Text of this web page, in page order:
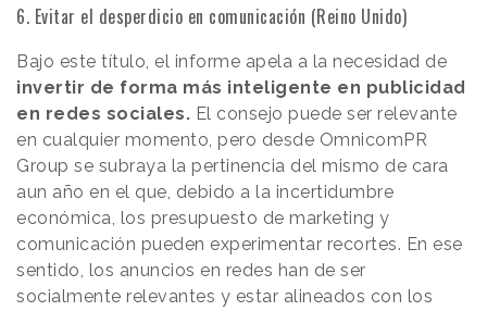
6. Evitar el desperdicio en comunicación (Reino Unido)
Bajo este título, el informe apela a la necesidad de
invertir de forma más inteligente en publicidad
en redes sociales. El consejo puede ser relevante
en cualquier momento, pero desde OmnicomPR
Group se subraya la pertinencia del mismo de cara
aun año en el que, debido a la incertidumbre
económica, los presupuesto de marketing y
comunicación pueden experimentar recortes. En ese
sentido, los anuncios en redes han de ser
socialmente relevantes y estar alineados con los